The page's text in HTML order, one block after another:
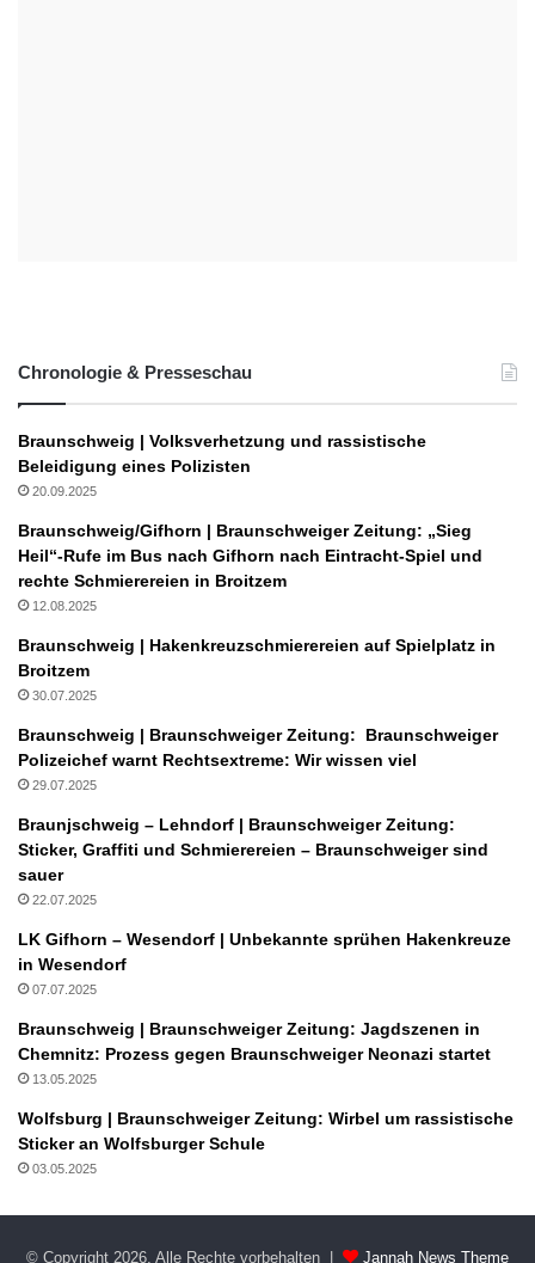
Chronologie & Presseschau
Braunschweig | Volksverhetzung und rassistische
Beleidigung eines Polizisten
20.09.2025
Braunschweig/Gifhorn | Braunschweiger Zeitung: „Sieg
Heil“-Rufe im Bus nach Gifhorn nach Eintracht-Spiel und
rechte Schmierereien in Broitzem
12.08.2025
Braunschweig | Hakenkreuzschmierereien auf Spielplatz in
Broitzem
30.07.2025
Braunschweig | Braunschweiger Zeitung: Braunschweiger
Polizeichef warnt Rechtsextreme: Wir wissen viel
29.07.2025
Braunjschweig – Lehndorf | Braunschweiger Zeitung:
Sticker, Graffiti und Schmierereien – Braunschweiger sind
sauer
22.07.2025
LK Gifhorn – Wesendorf | Unbekannte sprühen Hakenkreuze
in Wesendorf
07.07.2025
Braunschweig | Braunschweiger Zeitung: Jagdszenen in
Chemnitz: Prozess gegen Braunschweiger Neonazi startet
13.05.2025
Wolfsburg | Braunschweiger Zeitung: Wirbel um rassistische
Sticker an Wolfsburger Schule
03.05.2025
© Copyright 2026, Alle Rechte vorbehalten | Jannah News Theme